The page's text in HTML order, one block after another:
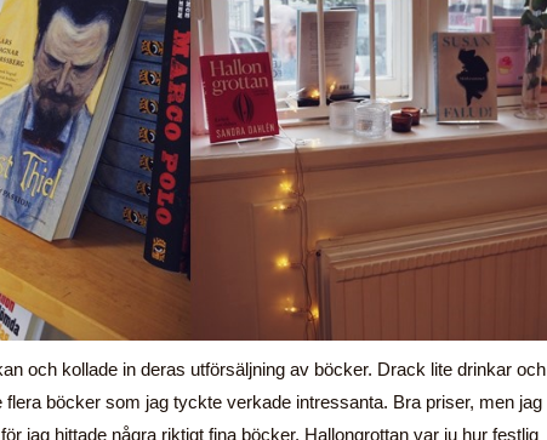
och kollade in deras utförsäljning av böcker. Drack lite drinkar och
böcker som jag tyckte verkade intressanta. Bra priser, men jag
jag hittade några riktigt fina böcker. Hallongrottan var ju hur festlig